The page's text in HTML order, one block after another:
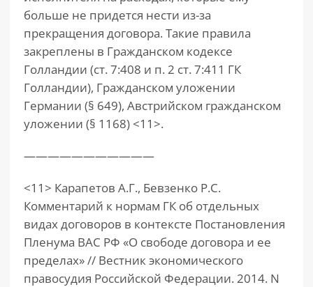
больше не придется нести из-за
прекращения договора. Такие правила
закреплены в Гражданском кодексе
Голландии (ст. 7:408 и п. 2 ст. 7:411 ГК
Голландии), Гражданском уложении
Германии (§ 649), Австрийском гражданском
уложении (§ 1168) <11>.
———————————
<11> Карапетов А.Г., Бевзенко Р.С.
Комментарий к нормам ГК об отдельных
видах договоров в контексте Постановления
Пленума ВАС РФ «О свободе договора и ее
пределах» // Вестник экономического
правосудия Российской Федерации. 2014. N